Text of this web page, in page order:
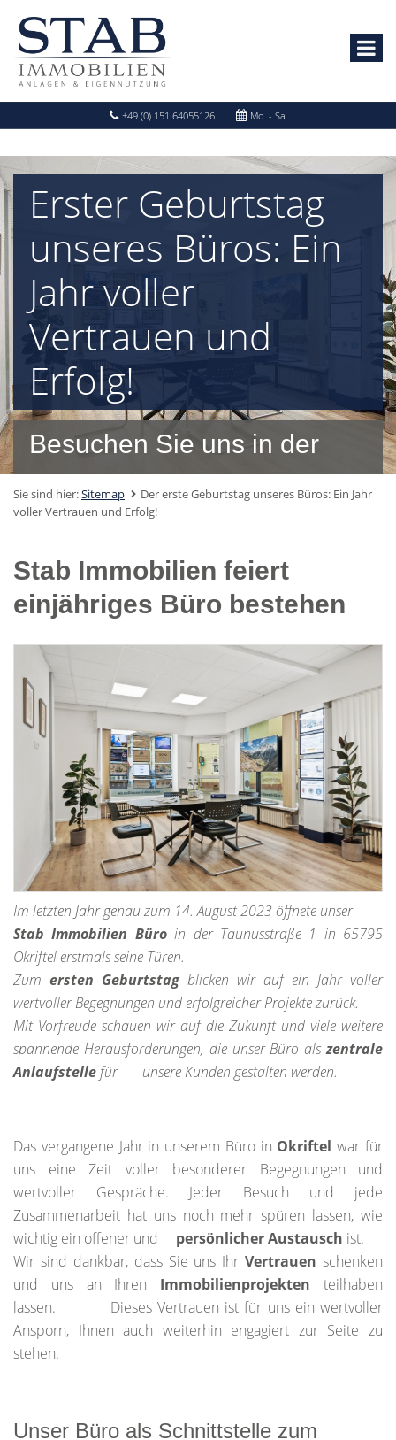
+49 (0) 151 64055126 Mo. - Sa.
Erster Geburtstag
unseres Büros: Ein
Jahr voller
Vertrauen und
Erfolg!
Besuchen Sie uns in der
Taunusstraße 1, 65795
Okriftel
Sie sind hier:Sitemap
Der erste Geburtstag unseres Büros: Ein Jahr
voller Vertrauen und Erfolg!
Stab Immobilien feiert
einjähriges Büro bestehen
Im letzten Jahr genau zum 14. August 2023 öffnete unser
Stab Immobilien Büroin der Taunusstraße 1 in 65795
Okriftel erstmals seine Türen.
Zum ersten Geburtstagblicken wir auf ein Jahr voller
wertvoller Begegnungen und erfolgreicher Projekte zurück.
Mit Vorfreude schauen wir auf die Zukunft und viele weitere
spannende Herausforderungen, die unser Büro alszentrale
Anlaufstelle für unsere Kunden gestalten werden.
Das vergangene Jahr in unserem Büro in Okriftel war für
uns eine Zeit voller besonderer Begegnungen und
wertvoller Gespräche. Jeder Besuch und jede
Zusammenarbeit hat uns noch mehr spüren lassen, wie
wichtig ein offener und persönlicher Austausch ist.
Wir sind dankbar, dass Sie uns IhrVertrauen schenken
und uns an Ihren Immobilienprojekten teilhaben
lassen. Dieses Vertrauen ist für uns ein wertvoller
Ansporn, Ihnen auch weiterhin engagiert zur Seite zu
stehen.
Unser Büro als Schnittstelle zum